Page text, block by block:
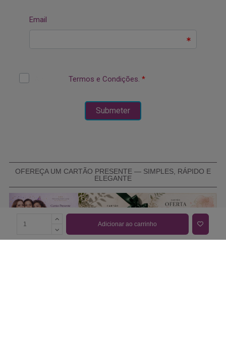
Adicionar ao carrinho
OFEREÇA UM CARTÃO PRESENTE — SIMPLES, RÁPIDO E
ELEGANTE